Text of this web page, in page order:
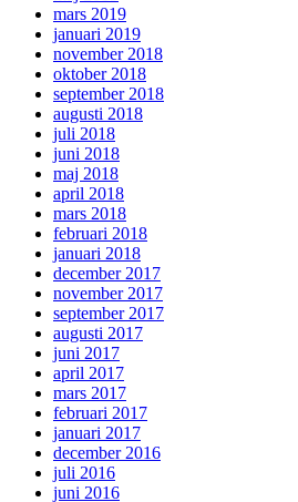
mars 2019
januari 2019
november 2018
oktober 2018
september 2018
augusti 2018
juli 2018
juni 2018
maj 2018
april 2018
mars 2018
februari 2018
januari 2018
december 2017
november 2017
september 2017
augusti 2017
juni 2017
april 2017
mars 2017
februari 2017
januari 2017
december 2016
juli 2016
juni 2016